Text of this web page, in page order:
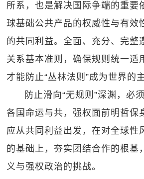
所系，也是解决国际争端的重要
球基础公共产品的权威性与有效
的共同利益。全面、充分、完整
关系基本准则，确保规则统一适
才能防止“丛林法则”成为世界的
防止滑向“无规则”深渊，必
各国命运与共，强权面前明哲保
应从共同利益出发，在对全球性
的基础上，夯实团结合作的根基
义与强权政治的挑战。